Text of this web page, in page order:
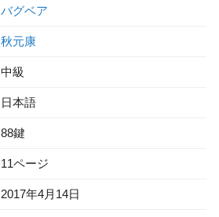
バグベア
秋元康
中級
日本語
88鍵
11ページ
2017年4月14日